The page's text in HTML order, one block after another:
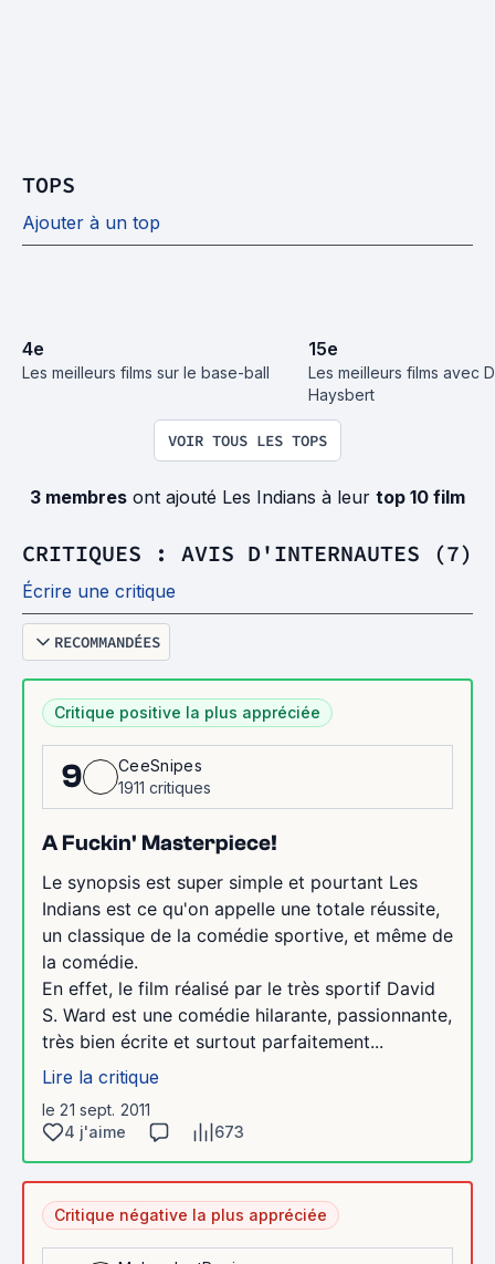
TOPS
Ajouter à un top
4e
Les meilleurs films sur le base-ball
15e
Les meilleurs films avec
Haysbert
VOIR TOUS LES TOPS
3 membres ont ajouté Les Indians à leur top 10 film
CRITIQUES : AVIS D'INTERNAUTES (7)
Écrire une critique
RECOMMANDÉES
Critique positive la plus appréciée
9
CeeSnipes
1911 critiques
A Fuckin' Masterpiece!
Le synopsis est super simple et pourtant Les
Indians est ce qu'on appelle une totale réussite,
un classique de la comédie sportive, et même de
la comédie.
En effet, le film réalisé par le très sportif David
S. Ward est une comédie hilarante, passionnante,
très bien écrite et surtout parfaitement...
Lire la critique
le 21 sept. 2011
4 j'aime
673
Critique négative la plus appréciée